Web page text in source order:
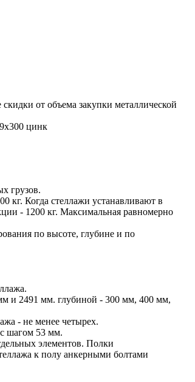
скидки от объема закупки металлической
цинк
грузов.
кг. Когда стеллажи устанавливают в
- 1200 кг. Максимальная равномерно
по высоте, глубине и по
и 2491 мм. глубиной - 300 мм, 400 мм,
- не менее четырех.
шагом 53 мм.
элементов. Полки
к полу анкерными болтами